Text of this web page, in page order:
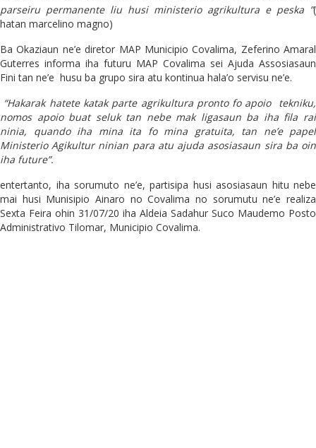
parseiru permanente liu husi ministerio agrikultura e peska ”(
hatan marcelino magno)
Ba Okaziaun ne’e diretor MAP Municipio Covalima, Zeferino Amaral
Guterres informa iha futuru MAP Covalima sei Ajuda Assosiasaun
Fini tan ne’e husu ba grupo sira atu kontinua hala’o servisu ne’e.
“Hakarak hatete katak parte agrikultura pronto fo apoio tekniku,
nomos apoio buat seluk tan nebe mak ligasaun ba iha fila rai
ninia, quando iha mina ita fo mina gratuita, tan ne’e papel
Ministerio Agikultur ninian para atu ajuda asosiasaun sira ba oin
iha future”.
entertanto, iha sorumuto ne’e, partisipa husi asosiasaun hitu nebe
mai husi Munisipio Ainaro no Covalima no sorumutu ne’e realiza
Sexta Feira ohin 31/07/20 iha Aldeia Sadahur Suco Maudemo Posto
Administrativo Tilomar, Municipio Covalima.